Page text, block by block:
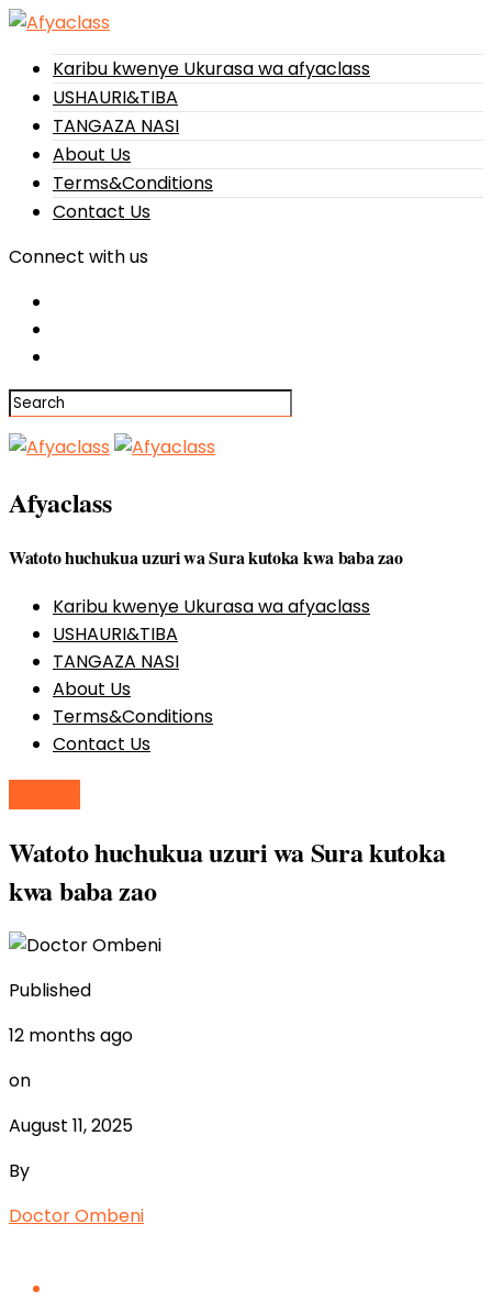
Karibu kwenye Ukurasa wa afyaclass
USHAURI&TIBA
TANGAZA NASI
About Us
Terms&Conditions
Contact Us
Connect with us
Afyaclass
Watoto huchukua uzuri wa Sura kutoka kwa baba zao
Karibu kwenye Ukurasa wa afyaclass
USHAURI&TIBA
TANGAZA NASI
About Us
Terms&Conditions
Contact Us
Watoto huchukua uzuri wa Sura kutoka
kwa baba zao
Published
12 months ago
on
August 11, 2025
By
Doctor Ombeni